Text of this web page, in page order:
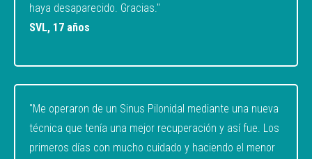
haya desaparecido. Gracias."
SVL, 17 años
"Me operaron de un Sinus Pilonidal mediante una nueva
técnica que tenía una mejor recuperación y así fue. Los
primeros días con mucho cuidado y haciendo el menor